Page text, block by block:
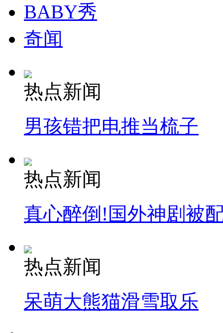
BABY秀
奇闻
热点新闻
男孩错把电推当梳子
热点新闻
真心醉倒!国外神剧被
热点新闻
呆萌大熊猫滑雪取乐